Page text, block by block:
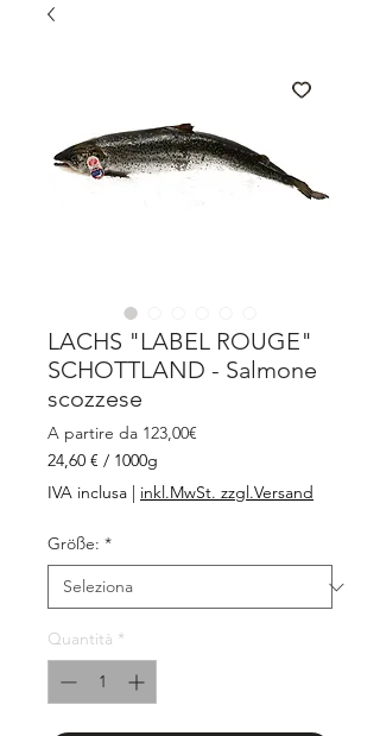
LACHS "LABEL ROUGE"
SCHOTTLAND - Salmone
scozzese
A partire da 123,00€
24,60 € / 1000g
24,60 €
ogni
Grammi
IVA inclusa | inkl.MwSt. zzgl.Versand
Größe: *
Quantità *